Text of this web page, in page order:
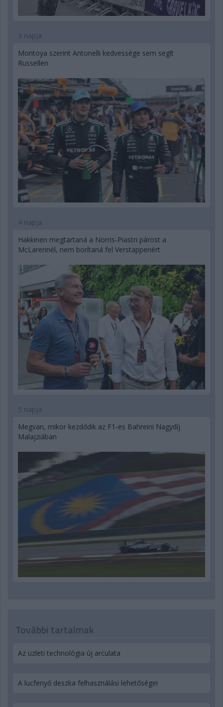
3 napja
Montoya szerint Antonelli kedvessége sem segít
Russellen
4 napja
Hakkinen megtartaná a Norris-Piastri párost a
McLarennél, nem borítaná fel Verstappenért
5 napja
Megvan, mikor kezdődik az F1-es Bahreini Nagydíj
Malajziában
További tartalmak
Az üzleti technológia új arculata
A lucfenyő deszka felhasználási lehetőségei